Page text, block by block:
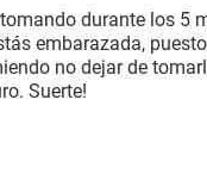
durante los 5
embarazada,
no dejar de
Suerte!